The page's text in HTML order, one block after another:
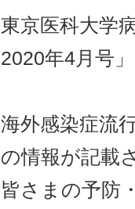
東京医科大学
2020年4月号
海外感染症流
の情報が記載
皆さまの予防